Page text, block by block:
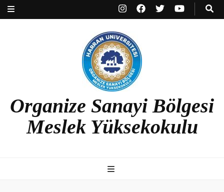
Organize Sanayi Bölgesi
Meslek Yüksekokulu